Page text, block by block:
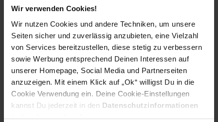
Wir verwenden Cookies!
Wir nutzen Cookies und andere Techniken, um unsere
Seiten sicher und zuverlässig anzubieten, eine Vielzahl
von Services bereitzustellen, diese stetig zu verbessern
sowie Werbung entsprechend Deinen Interessen auf
unserer Homepage, Social Media und Partnerseiten
anzuzeigen. Mit einem Klick auf „Ok“ willigst Du in die
Cookie Verwendung ein. Deine Cookie-Einstellungen
kannst Du jederzeit in den Datenschutzinformationen
ändern bzw. widerrufen.
Breite: 110 cm
Tiefe: 60 cm
Höhe: 40 cm
Tischplattenstärke: 2,5 cm
Weitere Abmessungen finden Sie im Maßbild
Alle Abmessungen sind ca. Angaben, da diese durch die
Herstellung von Hand leicht abweichen können